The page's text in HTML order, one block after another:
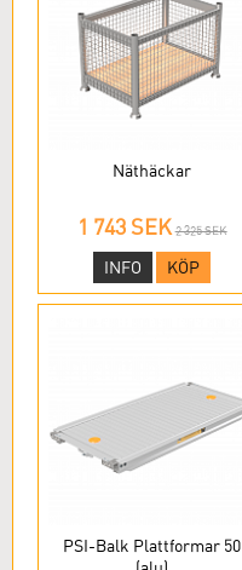
Näthäckar
1 743 SEK 2 325 SEK
INFO KÖP
PSI-Balk Plattformar 50